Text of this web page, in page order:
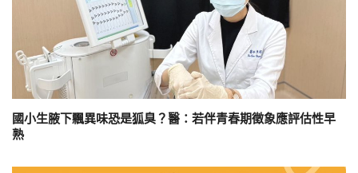
國小生腋下飄異味恐是狐臭？醫：若伴青春期徵象應評估性早
熟